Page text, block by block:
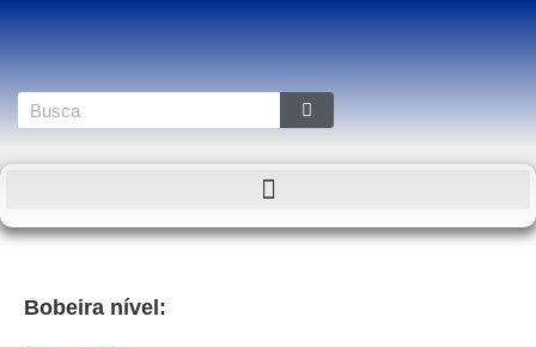
Bobeira nível: